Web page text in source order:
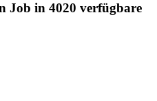
Job in 4020 verfügbare